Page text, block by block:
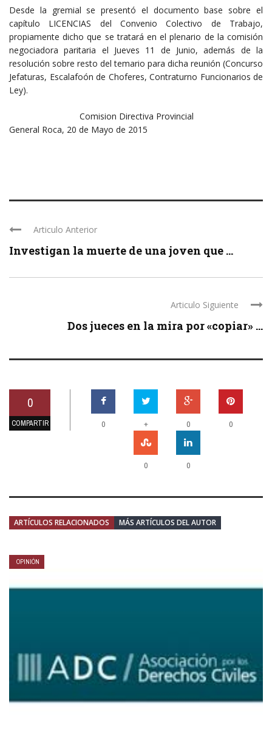
Desde la gremial se presentó el documento base sobre el
capítulo LICENCIAS del Convenio Colectivo de Trabajo,
propiamente dicho que se tratará en el plenario de la comisión
negociadora paritaria el Jueves 11 de Junio, además de la
resolución sobre resto del temario para dicha reunión (Concurso
Jefaturas, Escalafoón de Choferes, Contraturno Funcionarios de
Ley).
Comision Directiva Provincial
General Roca, 20 de Mayo de 2015
Articulo Anterior
Investigan la muerte de una joven que ...
Articulo Siguiente
Dos jueces en la mira por «copiar» ...
0
COMPARTIR 0 + 0 0
0 0
ARTÍCULOS RELACIONADOS MÁS ARTÍCULOS DEL AUTOR
OPINIÓN